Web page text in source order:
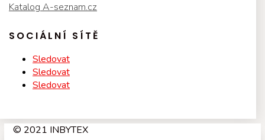
Katalog A-seznam.cz
SOCIÁLNÍ SÍTĚ
Sledovat
Sledovat
Sledovat
© 2021 INBYTEX